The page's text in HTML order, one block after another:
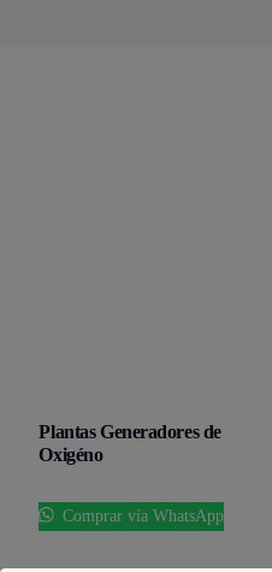
Plantas Generadores de
Oxigéno
Comprar vía WhatsApp